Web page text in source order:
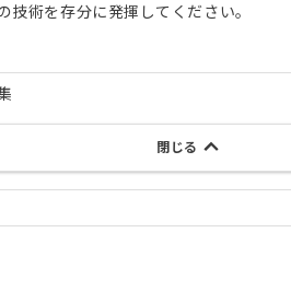
技術を存分に発揮してください。
閉じる